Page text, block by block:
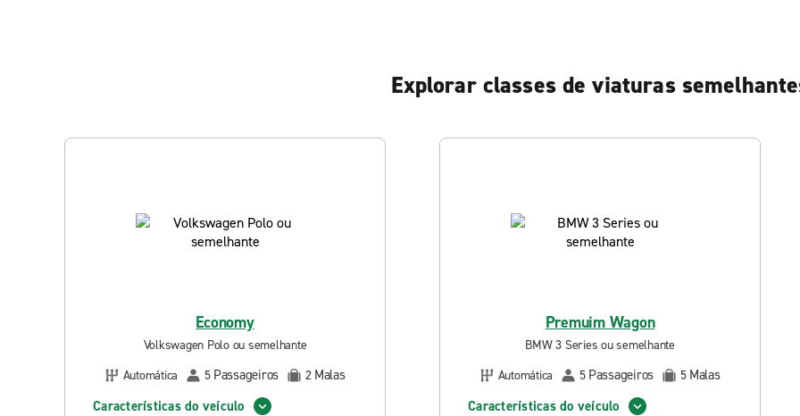
Explorar classes de viaturas
Economy
Volkswagen Polo ou semelhante
Automática
5 Passageiros 2 Malas
Características do veículo
Premuim Wagon
BMW 3 Series ou semelhante
Automática
5 Passageiros 5 Malas
Características do veículo